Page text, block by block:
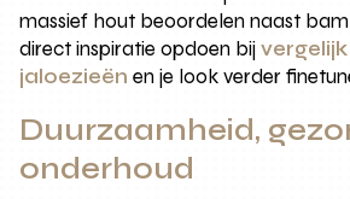
massief hout beoordelen naast
direct inspiratie opdoen bij
jaloezieën en je look verder
Duurzaamheid,
onderhoud